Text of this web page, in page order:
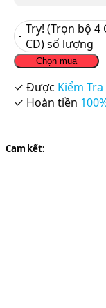
Try! (Trọn bộ 4
CD) số lượng
Chọn mua
✓ Được Kiểm
✓ Hoàn tiền
Cam kết: